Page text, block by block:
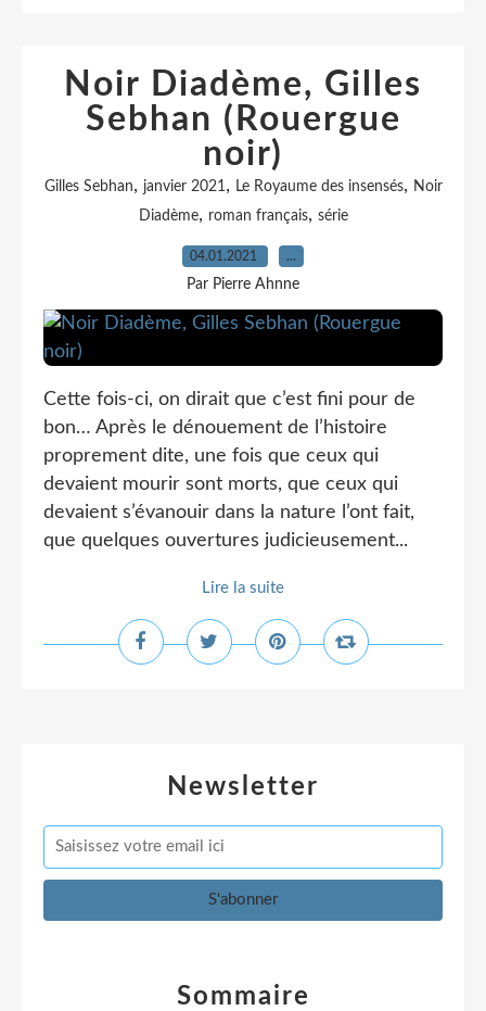
Noir Diadème, Gilles
Sebhan (Rouergue
noir)
Gilles Sebhan, janvier 2021, Le Royaume des insensés, Noir
Diadème, roman français, série
04.01.2021 …
Par Pierre Ahnne
Cette fois-ci, on dirait que c’est fini pour de
bon… Après le dénouement de l’histoire
proprement dite, une fois que ceux qui
devaient mourir sont morts, que ceux qui
devaient s’évanouir dans la nature l’ont fait,
que quelques ouvertures judicieusement...
Lire la suite
Newsletter
Sommaire